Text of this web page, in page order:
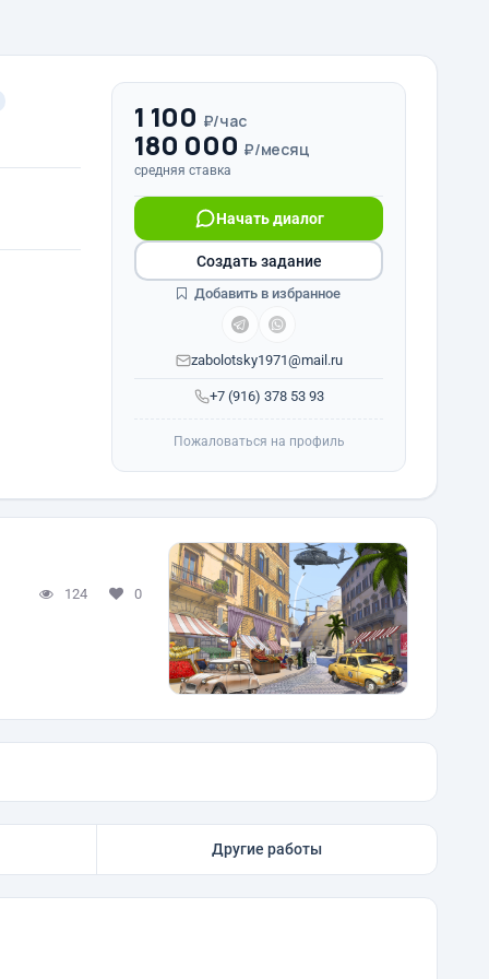
1 100 ₽/час
180 000 ₽/месяц
средняя ставка
+7 (916) 378 53 93
Начать диалог
zabolotsky1971@mail.ru
Создать задание
Добавить в избранное
Пожаловаться на профиль
124 0
Другие работы